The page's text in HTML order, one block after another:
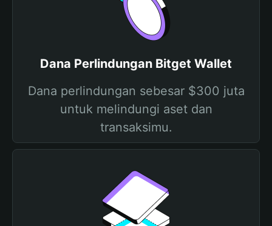
Dana Perlindungan Bitget Wallet
Dana perlindungan sebesar $300 juta
untuk melindungi aset dan
transaksimu.